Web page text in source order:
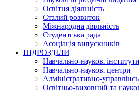
Освітня діяльність
Сталий розвиток
Міжнародна діяльність
Студентська рада
Асоціація випускників
ПІДРОЗДІЛИ
Навчально-наукові
Навчально-наукові центри
Адміністративно-
Освітньо-виховний та